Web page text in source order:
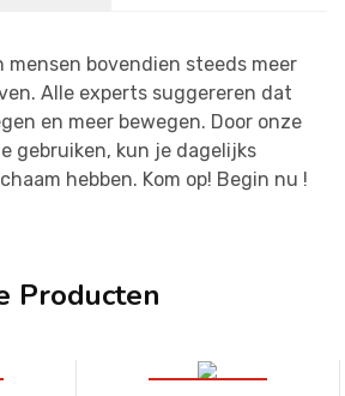
mensen bovendien steeds meer
Alle experts suggereren dat
en meer bewegen. Door onze
gebruiken, kun je dagelijks
hebben. Kom op! Begin nu !
Producten